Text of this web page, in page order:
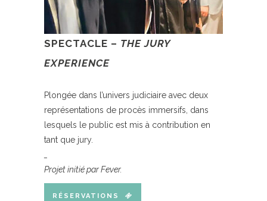
SPECTACLE – THE JURY
EXPERIENCE
Plongée dans l’univers judiciaire avec deux
représentations de procès immersifs, dans
lesquels le public est mis à contribution en
tant que jury.
Projet initié par Fever.
RÉSERVATIONS